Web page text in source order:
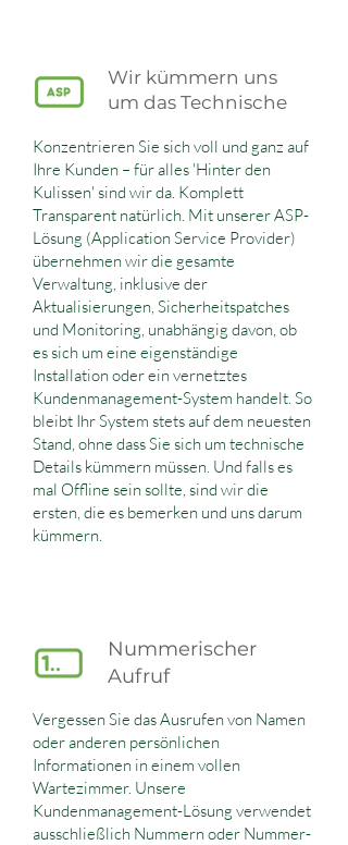
Wir kümmern uns
um das Technische
Konzentrieren Sie sich voll und ganz auf
Ihre Kunden – für alles 'Hinter den
Kulissen' sind wir da. Komplett
Transparent natürlich. Mit unserer ASP-
Lösung (Application Service Provider)
übernehmen wir die gesamte
Verwaltung, inklusive der
Aktualisierungen, Sicherheitspatches
und Monitoring, unabhängig davon, ob
es sich um eine eigenständige
Installation oder ein vernetztes
Kundenmanagement-System handelt. So
bleibt Ihr System stets auf dem neuesten
Stand, ohne dass Sie sich um technische
Details kümmern müssen. Und falls es
mal Offline sein sollte, sind wir die
ersten, die es bemerken und uns darum
kümmern.
Nummerischer
Aufruf
Vergessen Sie das Ausrufen von Namen
oder anderen persönlichen
Informationen in einem vollen
Wartezimmer. Unsere
Kundenmanagement-Lösung verwendet
ausschließlich Nummern oder Nummer-